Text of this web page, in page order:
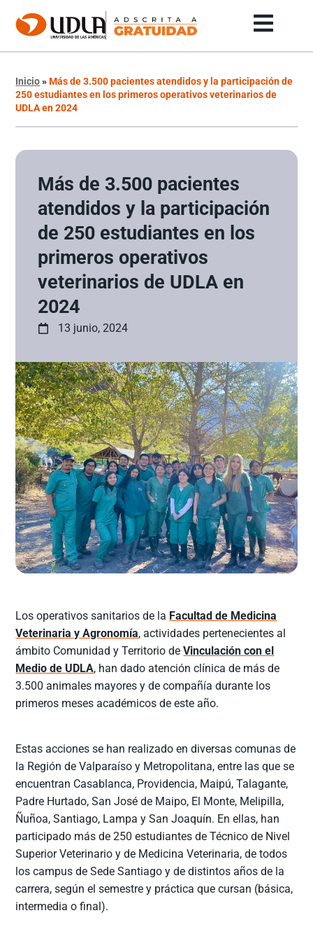
Inicio»Más de 3.500 pacientes atendidos y la participación de
250 estudiantes en los primeros operativos veterinarios de
UDLA en 2024
Más de 3.500 pacientes
atendidos y la participación
de 250 estudiantes en los
primeros operativos
veterinarios de UDLA en
2024
13 junio, 2024
Los operativos sanitarios de la Facultad de Medicina
Veterinaria y Agronomía, actividades pertenecientes al
ámbito Comunidad y Territorio deVinculación con el
Medio de UDLA, han dado atención clínica de más de
3.500 animales mayores y de compañía durante los
primeros meses académicos de este año.
Estas acciones se han realizado en diversas comunas de
la Región de Valparaíso y Metropolitana, entre las que se
encuentran Casablanca, Providencia, Maipú, Talagante,
Padre Hurtado, San José de Maipo, El Monte, Melipilla,
Ñuñoa, Santiago, Lampa y San Joaquín. En ellas, han
participado más de 250 estudiantes de Técnico de Nivel
Superior Veterinario y de Medicina Veterinaria, de todos
los campus de Sede Santiago y de distintos años de la
carrera, según el semestre y práctica que cursan (básica,
intermedia o final).